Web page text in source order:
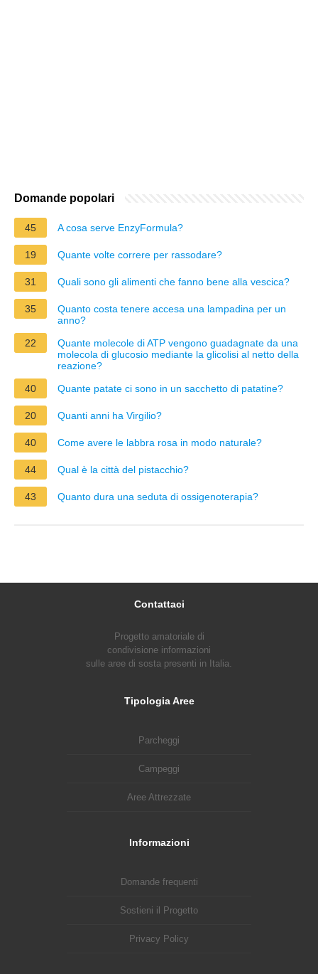
Domande popolari
45 A cosa serve EnzyFormula?
19 Quante volte correre per rassodare?
31 Quali sono gli alimenti che fanno bene alla vescica?
35
Quanto costa tenere accesa una lampadina per un
anno?
22
Quante molecole di ATP vengono guadagnate da una
molecola di glucosio mediante la glicolisi al netto della
reazione?
40
Quante patate ci sono in un sacchetto di patatine?
20 Quanti anni ha Virgilio?
40 Come avere le labbra rosa in modo naturale?
44 Qual è la città del pistacchio?
43 Quanto dura una seduta di ossigenoterapia?
Contattaci
Progetto amatoriale di
condivisione informazioni
sulle aree di sosta presenti in Italia.
Tipologia Aree
Parcheggi
Campeggi
Aree Attrezzate
Informazioni
Domande frequenti
Sostieni il Progetto
Privacy Policy